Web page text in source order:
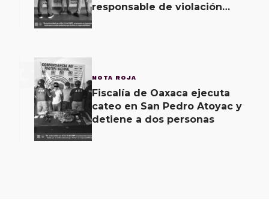
responsable de violación
3 NOTA ROJA
Fiscalía de Oaxaca ejecuta
cateo en San Pedro Atoyac y
detiene a dos personas